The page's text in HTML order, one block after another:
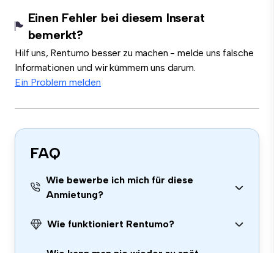
Einen Fehler bei diesem Inserat
bemerkt?
Hilf uns, Rentumo besser zu machen - melde uns falsche
Informationen und wir kümmern uns darum.
Ein Problem melden
FAQ
Wie bewerbe ich mich für diese
Anmietung?
Wie funktioniert Rentumo?